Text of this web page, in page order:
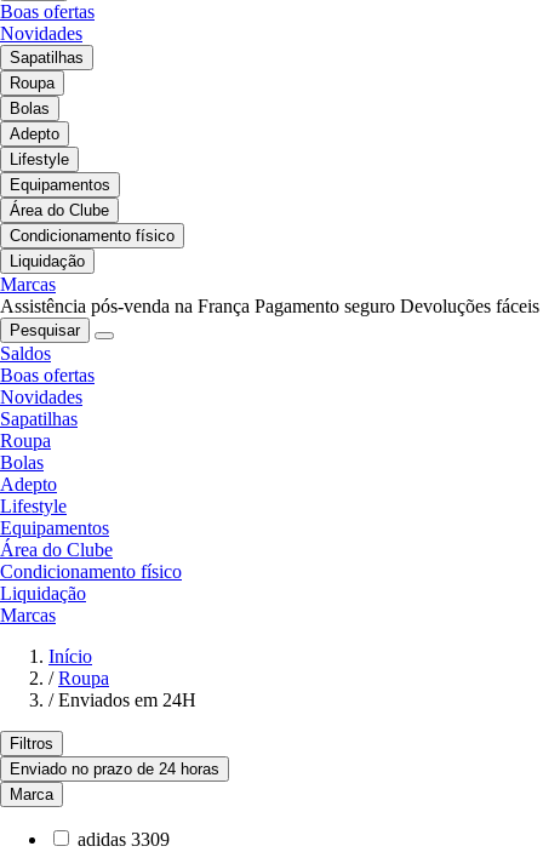
Boas ofertas
Novidades
Sapatilhas
Roupa
Bolas
Adepto
Lifestyle
Equipamentos
Área do Clube
Condicionamento físico
Liquidação
Marcas
Assistência pós-venda na França Pagamento seguro Devoluções fáceis
Pesquisar
Saldos
Boas ofertas
Novidades
Sapatilhas
Roupa
Bolas
Adepto
Lifestyle
Equipamentos
Área do Clube
Condicionamento físico
Liquidação
Marcas
Início
/ Roupa
/ Enviados em 24H
Filtros
Enviado no prazo de 24 horas
Marca
adidas 3309